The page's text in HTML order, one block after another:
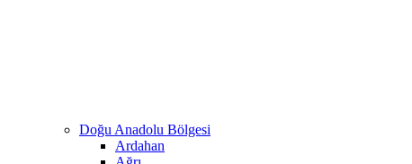
Doğu Anadolu Bölgesi
Ardahan